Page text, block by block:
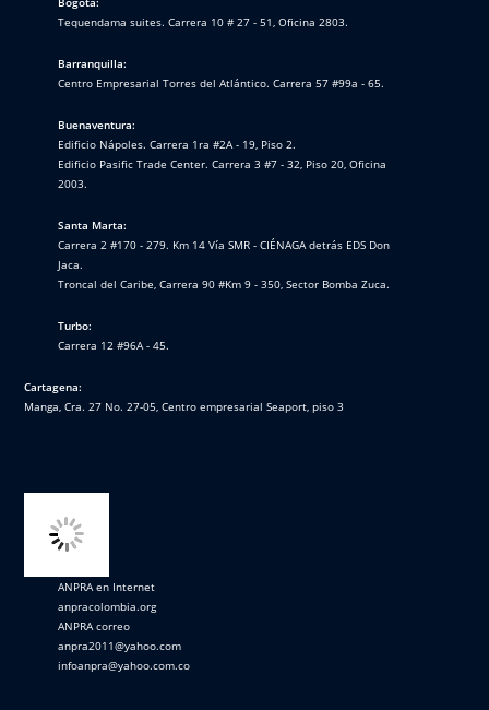
Tequendama suites. Carrera 10 # 27 - 51, Oficina 2803.
Barranquilla:
Centro Empresarial Torres del Atlántico. Carrera 57 #99a - 65.
Buenaventura:
Edificio Nápoles. Carrera 1ra #2A - 19, Piso 2.
Edificio Pasific Trade Center. Carrera 3 #7 - 32, Piso 20, Oficina
2003.
Santa Marta:
Carrera 2 #170 - 279. Km 14 Vía SMR - CIÉNAGA detrás EDS Don
Jaca.
Troncal del Caribe, Carrera 90 #Km 9 - 350, Sector Bomba Zuca.
Turbo:
Carrera 12 #96A - 45.
Cartagena:
Manga, Cra. 27 No. 27-05, Centro empresarial Seaport, piso 3
ANPRA en Internet
anpracolombia.org
ANPRA correo
anpra2011@yahoo.com
infoanpra@yahoo.com.co